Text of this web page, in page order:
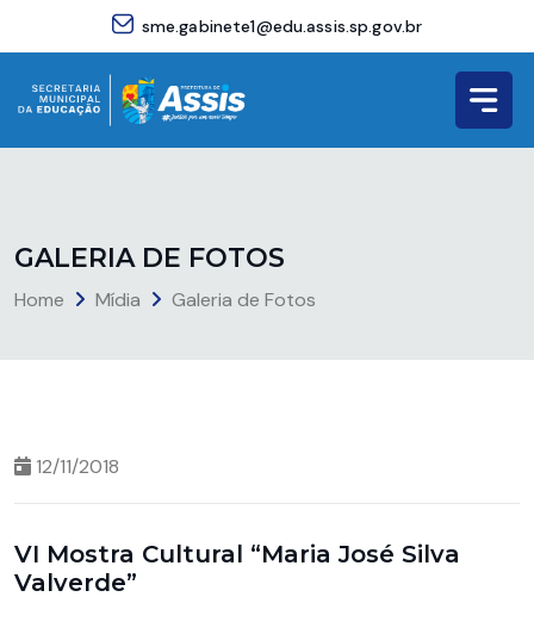
sme.gabinete1@edu.assis.sp.gov.br
GALERIA DE FOTOS
Home Mídia Galeria de Fotos
12/11/2018
VI Mostra Cultural “Maria José Silva
Valverde”